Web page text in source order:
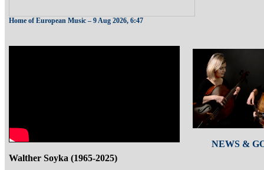
Home of European Music – 9 Aug 2026, 6:47
Walther Soyka (1965-2025)
NEWS &